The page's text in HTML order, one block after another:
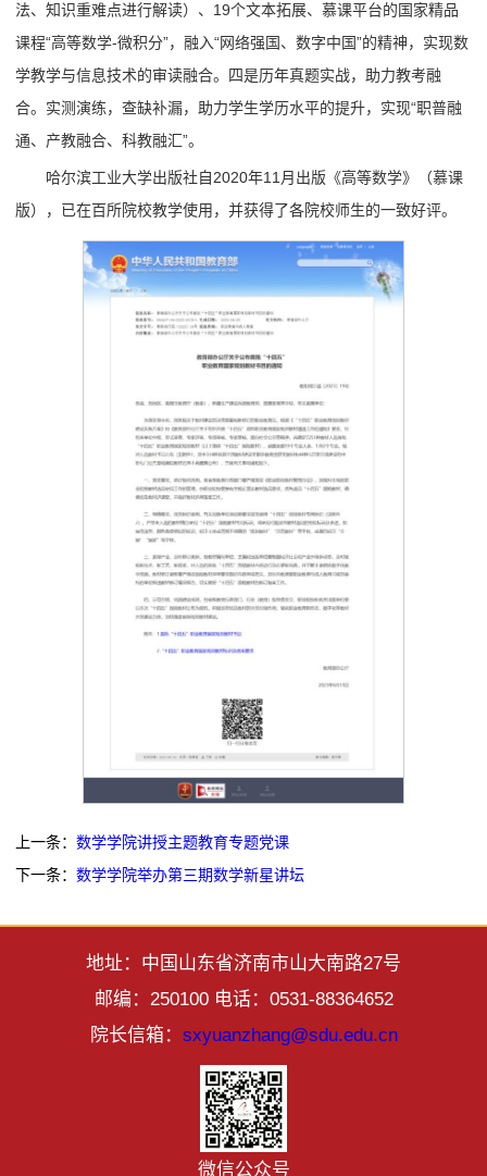
法、知识重难点进行解读）、19个文本拓展、慕课平台的国家精品
课程“高等数学-微积分”，融入“网络强国、数字中国”的精神，实现数
学教学与信息技术的审读融合。四是历年真题实战，助力教考融
合。实测演练，查缺补漏，助力学生学历水平的提升，实现“职普融
通、产教融合、科教融汇”。
哈尔滨工业大学出版社自2020年11月出版《高等数学》（慕课
版），已在百所院校教学使用，并获得了各院校师生的一致好评。
上一条：数学学院讲授主题教育专题党课
下一条：数学学院举办第三期数学新星讲坛
地址：中国山东省济南市山大南路27号
邮编：250100 电话：0531-88364652
院长信箱： sxyuanzhang@sdu.edu.cn
微信公众号